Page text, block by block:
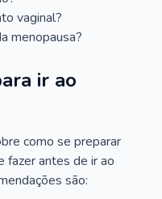
vaginal?
menopausa?
ir ao
como se preparar
fazer antes de ir ao
são: